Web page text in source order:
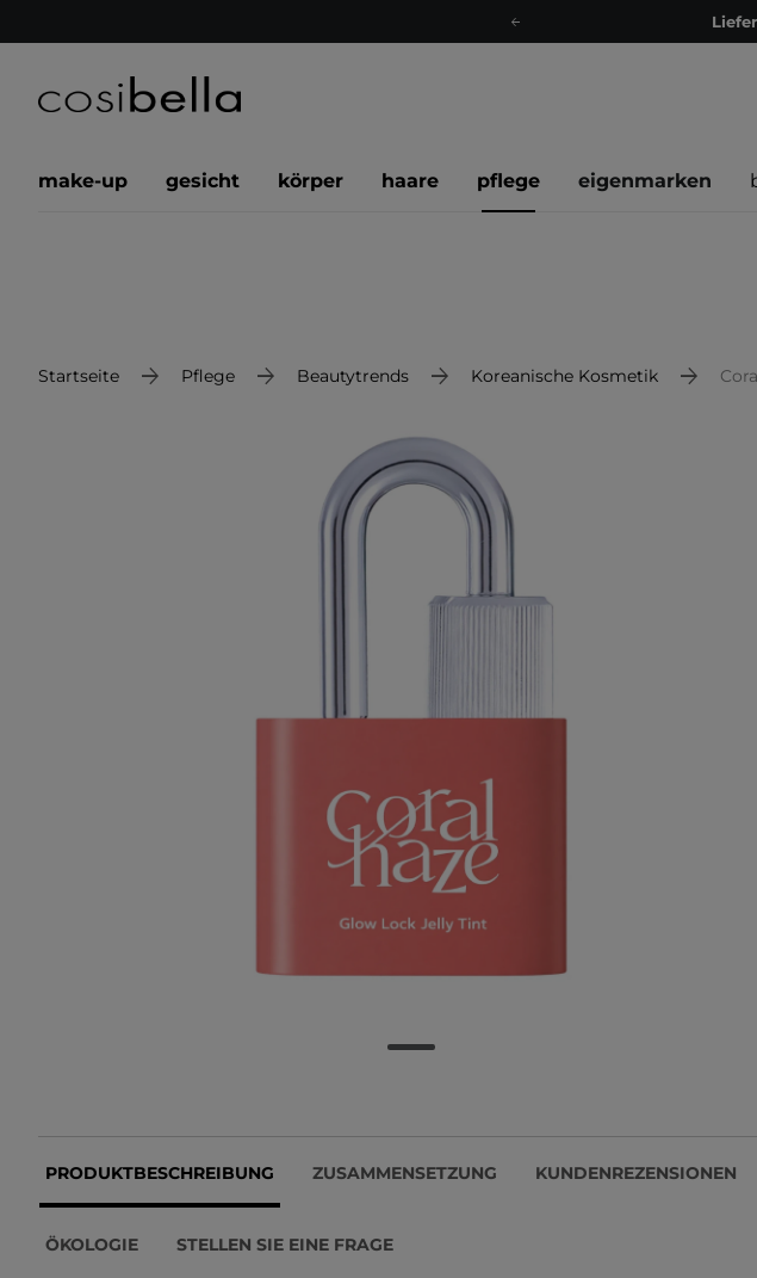
Versand nach
Empfehle uns
make-up gesicht körper haare pflege eigenmarken
Startseite Pflege Beautytrends Koreanische Kosmetik
PRODUKTBESCHREIBUNG ZUSAMMENSETZUNG KUNDENREZENSIONEN
ÖKOLOGIE STELLEN SIE EINE FRAGE